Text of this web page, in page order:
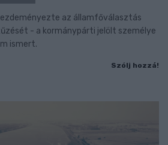
az államfőválasztás
- a kormánypárti jelölt személye
ismert.
Szólj hozzá!